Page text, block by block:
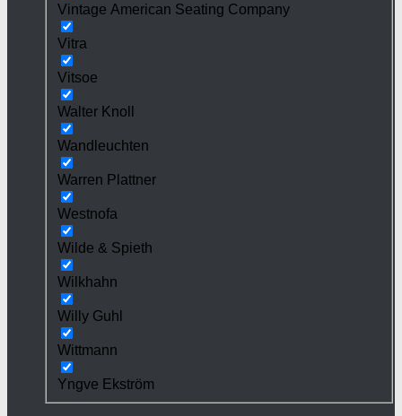
Vintage American Seating Company
Vitra
Vitsoe
Walter Knoll
Wandleuchten
Warren Plattner
Westnofa
Wilde & Spieth
Wilkhahn
Willy Guhl
Wittmann
Yngve Ekström